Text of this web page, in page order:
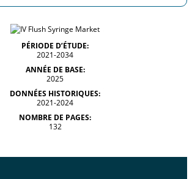
PÉRIODE D’ÉTUDE:
2021-2034
ANNÉE DE BASE:
2025
DONNÉES HISTORIQUES:
2021-2024
NOMBRE DE PAGES:
132